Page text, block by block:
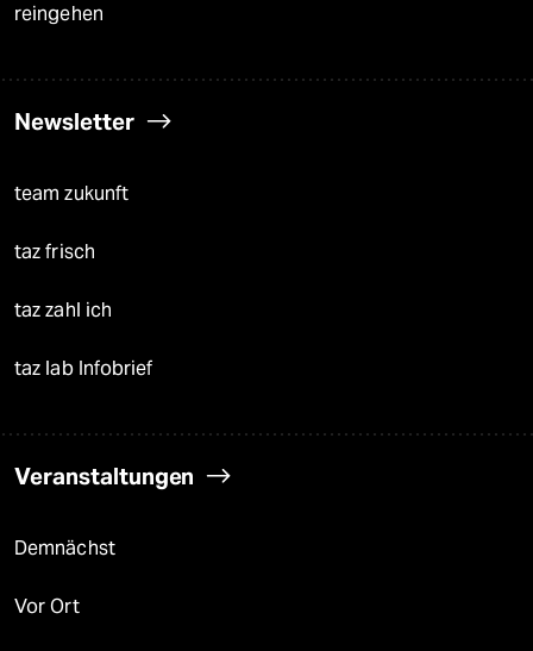
reingehen
Newsletter
team zukunft
taz frisch
taz zahl ich
taz lab Infobrief
Veranstaltungen
Demnächst
Vor Ort